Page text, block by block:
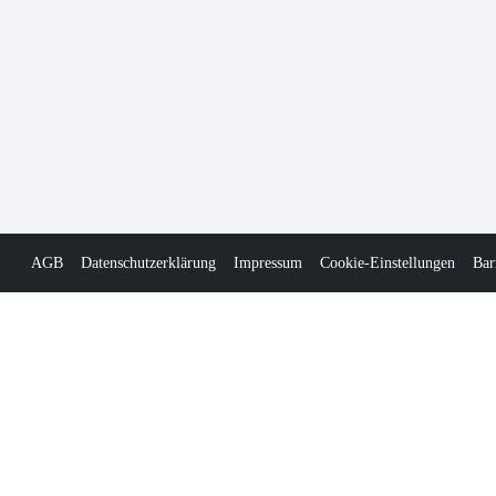
AGB Datenschutzerklärung Impressum Cookie-Einstellungen